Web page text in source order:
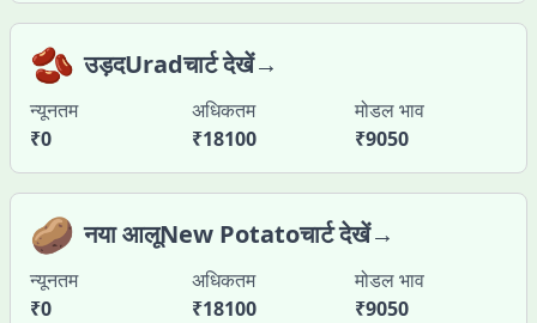
🫘 उड़दUradचार्ट देखें→
न्यूनतम
₹0
अधिकतम
₹18100
मोडल भाव
₹9050
🥔 नया आलूNew Potatoचार्ट देखें→
न्यूनतम
₹0
अधिकतम
₹18100
मोडल भाव
₹9050